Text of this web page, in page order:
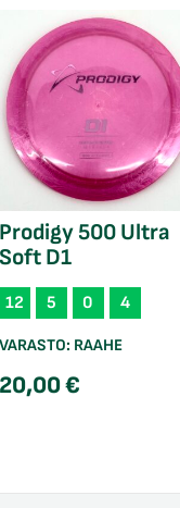
Prodigy 500 Ultra
Soft D1
12 5 0 4
VARASTO: RAAHE
20,00€